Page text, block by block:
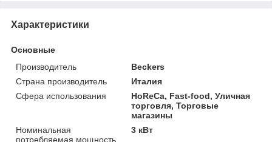
Характеристики
Основные
Производитель
Beckers
Страна производитель
Италия
Сфера использования
HoReCa, Fast-food, Уличная
торговля, Торговые
магазины
Номинальная
потребляемая мощность
3 кВт